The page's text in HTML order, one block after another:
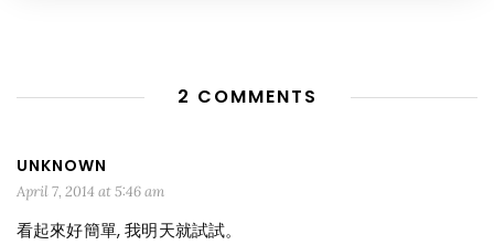
2 COMMENTS
UNKNOWN
April 7, 2014 at 5:46 am
看起來好簡單, 我明天就試試。